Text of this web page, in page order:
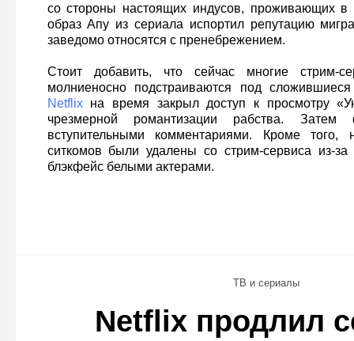
со стороны настоящих индусов, проживающих
образ Апу из сериала испортил репутацию
заведомо относятся с пренебрежением.
Стоит добавить, что сейчас многие стрим-
молниеносно подстраиваются под сложившиеся
Netflixна время закрыл доступ к просмотру
чрезмерной романтизации рабства.
вступительными комментариями. Кроме того,
ситкомов были удалены со стрим-сервиса из-за
блэкфейс белыми актерами.
ТВ и сериалы
Netflix продлил